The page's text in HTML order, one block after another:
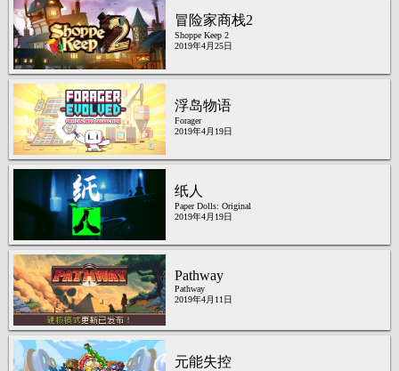
冒险家商栈2
Shoppe Keep 2
2019年4月25日
浮岛物语
Forager
2019年4月19日
纸人
Paper Dolls: Original
2019年4月19日
Pathway
Pathway
2019年4月11日
元能失控